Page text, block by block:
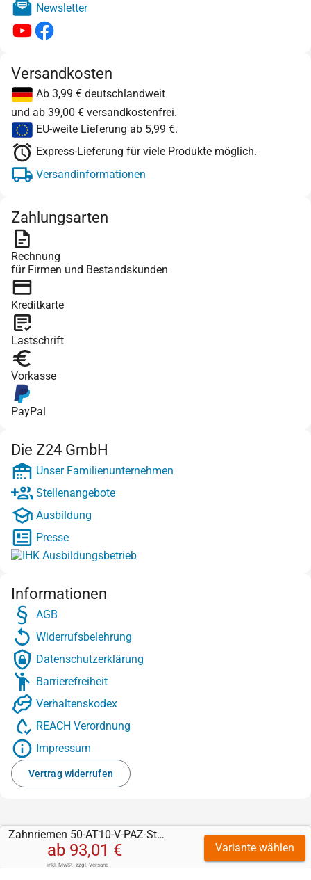
Zahnriemen 50-AT10-V-PAZ-Stahl mit Correx 10 mm
ab 93,01 €
inkl. MwSt. zzgl. Versand
Variante wählen
Newsletter
Versandkosten
Ab 3,99 € deutschlandweit
und ab 39,00 € versandkostenfrei.
EU-weite Lieferung ab 5,99 €.
Express-Lieferung für viele Produkte möglich.
Versandinformationen
Zahlungsarten
Rechnung
für Firmen und Bestandskunden
Kreditkarte
Lastschrift
Vorkasse
PayPal
Die Z24 GmbH
Unser Familienunternehmen
Stellenangebote
Ausbildung
Presse
Informationen
AGB
Widerrufsbelehrung
Datenschutzerklärung
Barrierefreiheit
Verhaltenskodex
REACH Verordnung
Impressum
Vertrag widerrufen